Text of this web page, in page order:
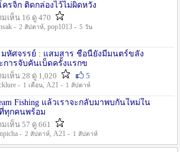
ครจิ้ก ติดกล่องไว้ไม่ผิดหวัง
เห็น 16 ดู 470
- 2 สัปดาห์, pop1013 - 5 วัน
มหัศจรรย์ : แสมสาร ชื่อนี้ยังมีมนตร์ขลัง
การจับคันเบ็ดครั้งแรกข
เห็น 28 ดู 1,020
5
- 1 เดือน, A21 - 1 สัปดาห์
Fishing แล้วเราจะกลับมาพบกันใหม่ใน
ทุกคนพร้อม
เห็น 57 ดู 661
- 2 สัปดาห์, A21 - 1 สัปดาห์